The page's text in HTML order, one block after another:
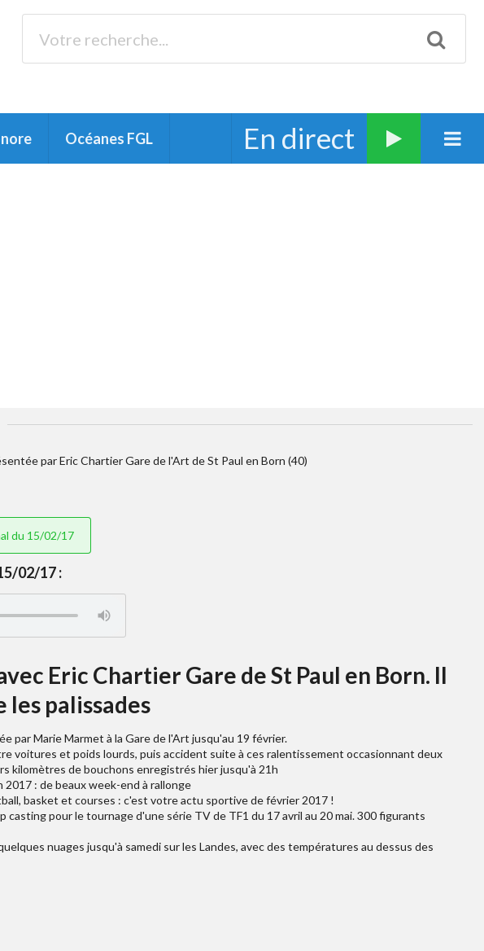
Océanes FGL En direct
par Eric Chartier Gare de l'Art de St Paul en Born (40)
du 15/02/17
02/17 :
Eric Chartier Gare de St Paul en Born. Il
palissades
par Marie Marmet à la Gare de l'Art jusqu'au 19 février.
voitures et poids lourds, puis accident suite à ces ralentissement occasionnant deux
kilomètres de bouchons enregistrés hier jusqu'à 21h
2017 : de beaux week-end à rallonge
basket et courses : c'est votre actu sportive de février 2017 !
casting pour le tournage d'une série TV de TF1 du 17 avril au 20 mai. 300 figurants
nuages jusqu'à samedi sur les Landes, avec des températures au dessus des